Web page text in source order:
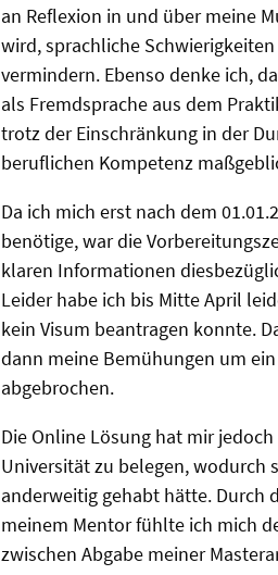
an Reflexion in und über meine
wird, sprachliche
vermindern. Ebenso denke ich,
als Fremdsprache aus dem
trotz der Einschränkung in der
beruflichen Kompetenz
Da ich mich erst nach dem
benötige, war die
klaren Informationen
Leider habe ich bis Mitte April
kein Visum beantragen konnte.
dann meine Bemühungen um
abgebrochen.
Die Online Lösung hat mir
Universität zu belegen, wodurch
anderweitig gehabt hätte. Durch
meinem Mentor fühlte ich mich
zwischen Abgabe meiner